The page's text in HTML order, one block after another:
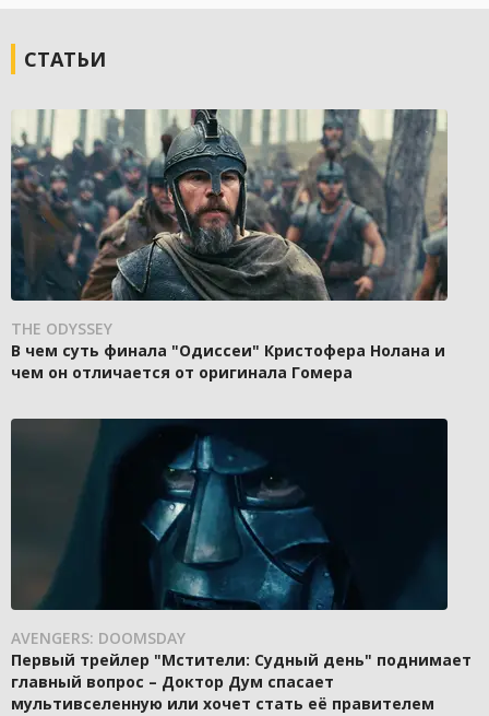
СТАТЬИ
THE ODYSSEY
В чем суть финала "Одиссеи" Кристофера Нолана и
чем он отличается от оригинала Гомера
AVENGERS: DOOMSDAY
Первый трейлер "Мстители: Судный день" поднимает
главный вопрос – Доктор Дум спасает
мультивселенную или хочет стать её правителем